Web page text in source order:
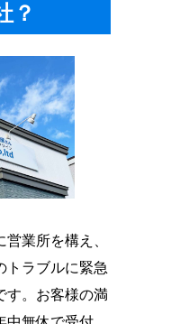
？
業所を構え、
トラブルに緊急
す。お客様の満